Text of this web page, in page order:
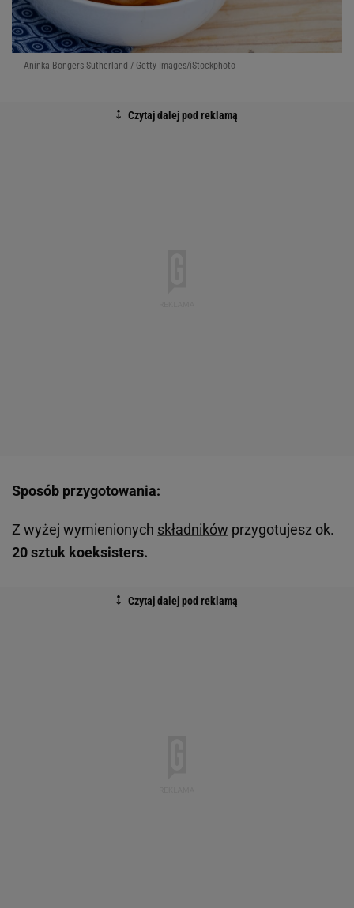
Aninka Bongers-Sutherland / Getty Images/iStockphoto
Sposób przygotowania:
Z wyżej wymienionych składników przygotujesz ok.
20 sztuk koeksisters.